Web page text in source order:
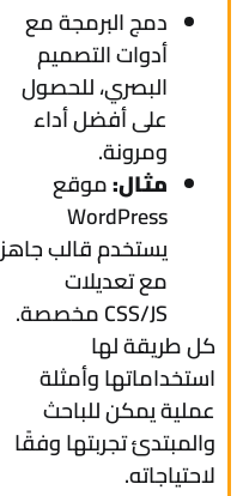
دمج البرمجة مع
أدوات التصميم
البصري، للحصول
على أفضل أداء
ومرونة.
مثال:موقع
WordPress
يستخدم قالب جاهز
مع تعديلات
CSS/JS مخصصة.
كل طريقة لها
استخداماتها وأمثلة
عملية يمكن للباحث
والمبتدئ تجربتها وفقًا
لاحتياجاته.